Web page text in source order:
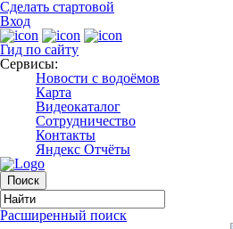
Сделать стартовой
Вход
Гид по сайту
Сервисы:
Новости с водоёмов
Карта
Видеокаталог
Сотрудничество
Контакты
Яндекс Отчёты
Расширенный поиск